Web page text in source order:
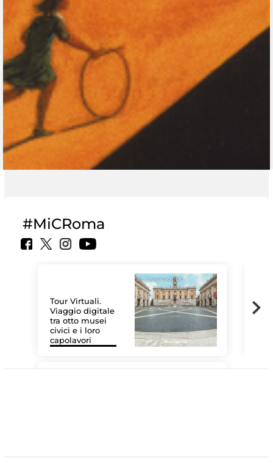
#MiCRoma
Tour Virtuali.
Viaggio digitale
tra otto musei
civici e i loro
capolavori